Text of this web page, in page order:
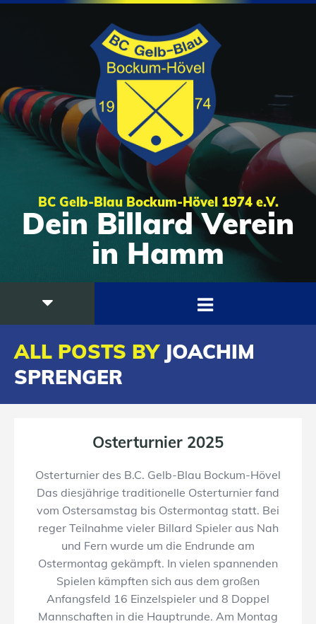
BC Gelb-Blau Bockum-Hövel 1974 e.V.
Dein Billard Verein
in Hamm
ALL POSTS BYJOACHIM
SPRENGER
Osterturnier 2025
Osterturnier des B.C. Gelb-Blau Bockum-Hövel
Das diesjährige traditionelle Osterturnier fand
vom Ostersamstag bis Ostermontag statt. Bei
reger Teilnahme vieler Billard Spieler aus Nah
und Fern wurde um die Endrunde am
Ostermontag gekämpft. In vielen spannenden
Spielen kämpften sich aus dem großen
Anfangsfeld 16 Einzelspieler und 8 Doppel
Mannschaften in die Hauptrunde. Am Montag